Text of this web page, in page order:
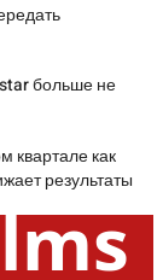
больше не
квартале как
результаты